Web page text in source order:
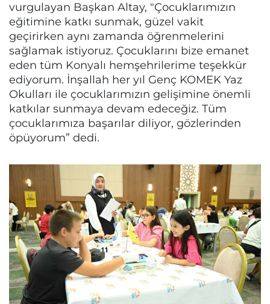
vurgulayan Başkan Altay, "Çocuklarımızın
eğitimine katkı sunmak, güzel vakit
geçirirken aynı zamanda öğrenmelerini
sağlamak istiyoruz. Çocuklarını bize emanet
eden tüm Konyalı hemşehrilerime teşekkür
ediyorum. İnşallah her yıl Genç KOMEK Yaz
Okulları ile çocuklarımızın gelişimine önemli
katkılar sunmaya devam edeceğiz. Tüm
çocuklarımıza başarılar diliyor, gözlerinden
öpüyorum” dedi.